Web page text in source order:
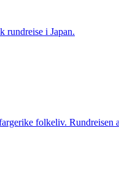
rundreise i Japan.
folkeliv. Rundreisen